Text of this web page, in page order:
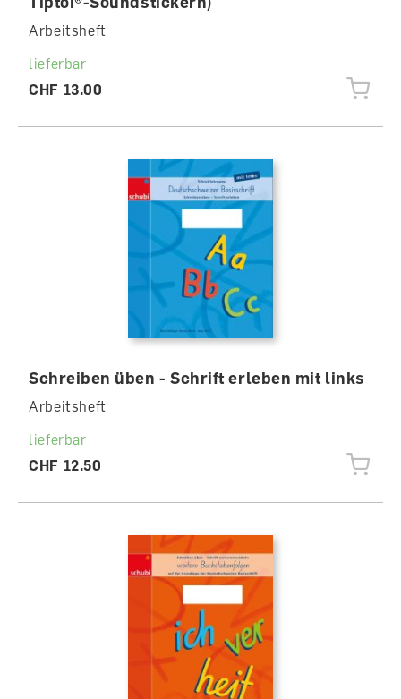
Arbeitsheft
lieferbar
CHF 13.00
Schreiben üben - Schrift erleben mit links
Arbeitsheft
lieferbar
CHF 12.50